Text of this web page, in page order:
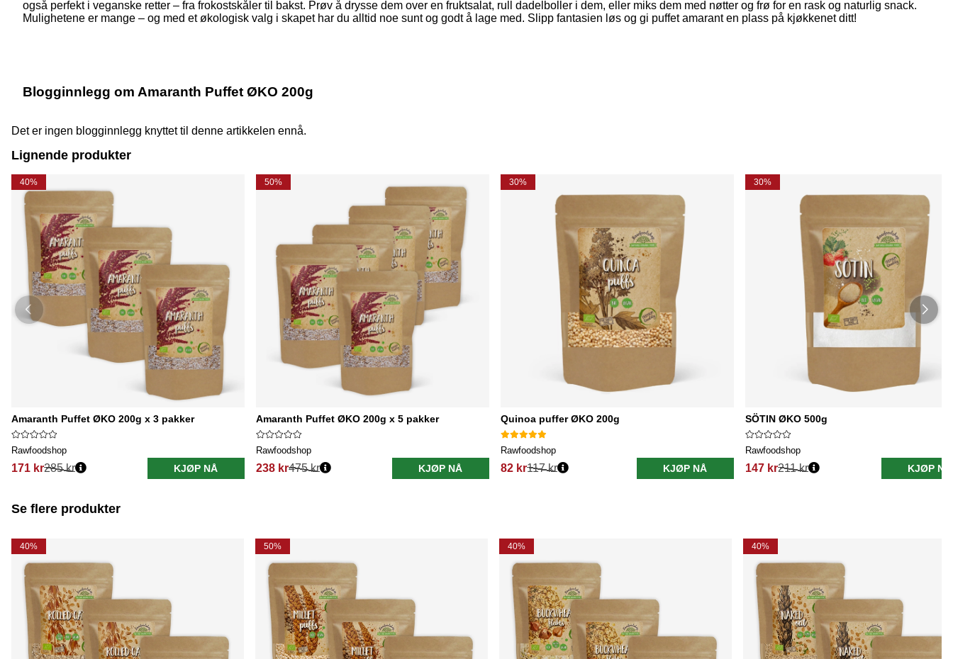
også perfekt i veganske retter – fra frokostskåler til bakst. Prøv å drysse dem over en fruktsalat, rull dadelboller i dem, eller miks dem med nøtter og frø for en rask og naturlig snack.
Mulighetene er mange – og med et økologisk valg i skapet har du alltid noe sunt og godt å lage med. Slipp fantasien løs og gi puffet amarant en plass på kjøkkenet ditt!
Blogginnlegg om Amaranth Puffet ØKO 200g
Det er ingen blogginnlegg knyttet til denne artikkelen ennå.
Lignende produkter
40%
Amaranth Puffet ØKO 200g x 3 pakker
Rawfoodshop
171 kr285 kr KJØP NÅ
50%
Amaranth Puffet ØKO 200g x 5 pakker
Rawfoodshop
238 kr475 kr KJØP NÅ
30%
Quinoa puffer ØKO 200g
Rawfoodshop
82 kr117 kr KJØP NÅ
30%
SÖTIN ØKO 500g
Rawfoodshop
147 kr211 kr KJØP NÅ
Se flere produkter
40% 50% 40% 40%